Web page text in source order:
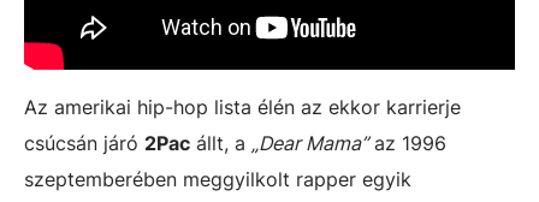
Az amerikai hip-hop lista élén az ekkor karrierje
csúcsán járó 2Pac állt, a „Dear Mama”az 1996
szeptemberében meggyilkolt rapper egyik